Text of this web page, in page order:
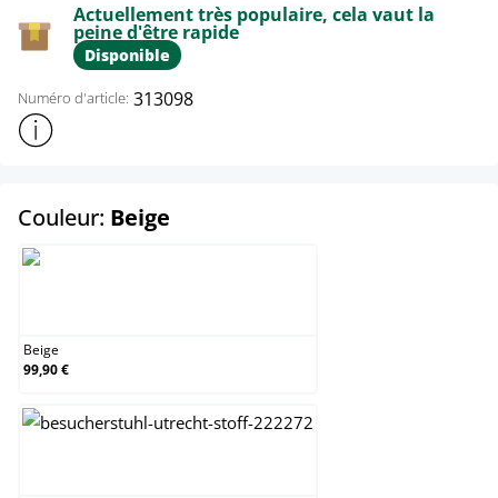
Actuellement très populaire, cela vaut la
peine d'être rapide
Disponible
Numéro d'article: 313098
Afficher plus d'informations sur le produit
Couleur: Beige
Beige
99,90 €